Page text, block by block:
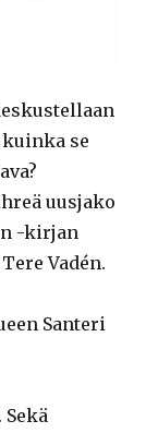
se
uusjako
-kirjan
Vadén.
Santeri